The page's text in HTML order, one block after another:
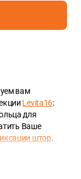
вам
Levita16:
для
Ваше
штор.